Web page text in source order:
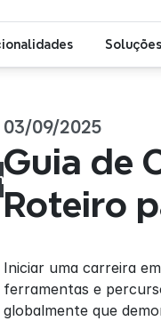
03/09/2025
Guia de
Roteiro
Iniciar uma carreira
ferramentas e
globalmente que
Soluções